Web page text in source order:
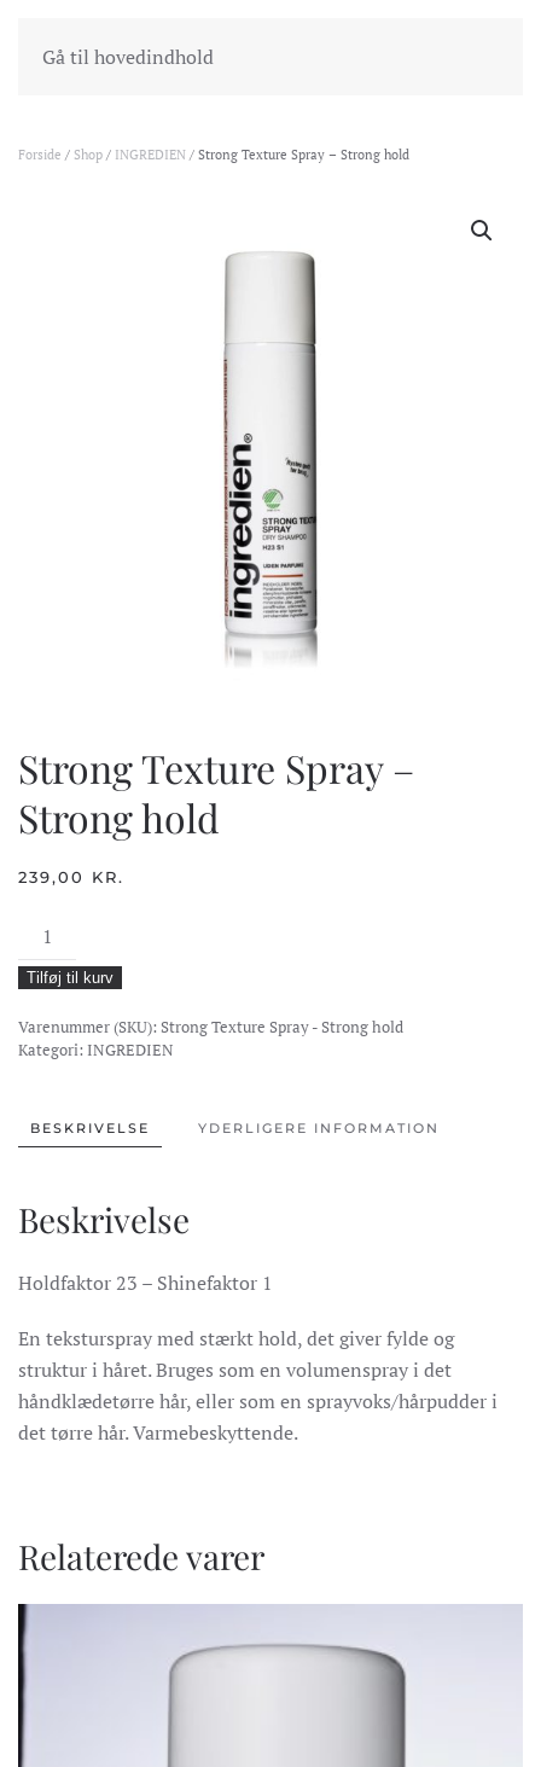
Gå til hovedindholdINDKØBSKURV
Forside / Shop / INGREDIEN / Strong Texture Spray – Strong hold
Strong Texture Spray –
Strong hold
239,00 KR.
Strong
Texture
Spray
-
Strong
Tilføj til kurv
Varenummer (SKU): Strong Texture Spray - Strong hold
Kategori: INGREDIEN
BESKRIVELSE YDERLIGERE INFORMATION
Beskrivelse
Holdfaktor 23 – Shinefaktor 1
En teksturspray med stærkt hold, det giver fylde og
struktur i håret. Bruges som en volumenspray i det
håndklædetørre hår, eller som en sprayvoks/hårpudder i
det tørre hår. Varmebeskyttende.
Relaterede varer